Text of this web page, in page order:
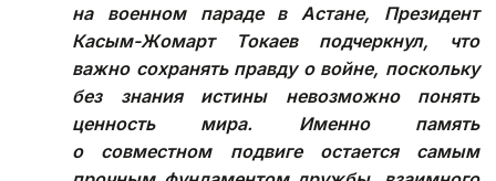
на военном параде в Астане, Президент
Касым-Жомарт Токаев подчеркнул, что
важно сохранять правду о войне, поскольку
без знания истины невозможно понять
ценность мира. Именно память
о совместном подвиге остается самым